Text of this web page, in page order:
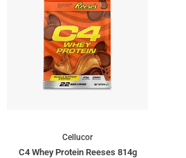
Cellucor
C4 Whey Protein Reeses 814g